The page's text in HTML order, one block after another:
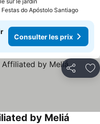
do Apóstolo Santiago
Consulter les prix
Partager
by Meliá